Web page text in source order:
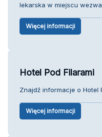
lekarska w miejscu
Więcej informacji
Hotel Pod Filarami
Znajdź informacje o Hotel
Więcej informacji